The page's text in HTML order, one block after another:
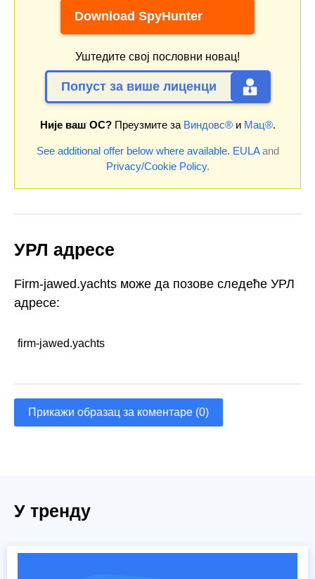
Download SpyHunter
Уштедите свој пословни новац!
Попуст за више лиценци
Није ваш ОС?Преузмите за Виндовс®и Мац®.
See additional offer below where available. EULAand
Privacy/Cookie Policy.
УРЛ адресе
Firm-jawed.yachts може да позове следеће УРЛ
адресе:
firm-jawed.yachts
Прикажи образац за коментаре (0)
У тренду